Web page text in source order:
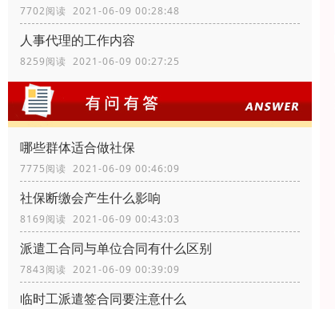
7702阅读 2021-06-09 00:28:48
人事代理的工作内容
8259阅读 2021-06-09 00:27:25
哪些群体适合做社保
7775阅读 2021-06-09 00:46:09
社保断缴会产生什么影响
8169阅读 2021-06-09 00:43:03
派遣工合同与单位合同有什么区别
7843阅读 2021-06-09 00:39:09
临时工派遣签合同要注意什么